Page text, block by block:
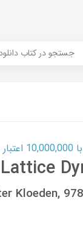
SEARCH جستجو در کتاب دانلود
Kloeden,